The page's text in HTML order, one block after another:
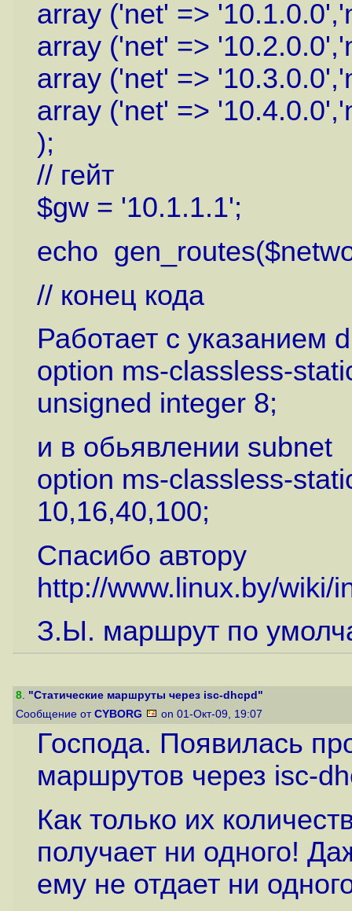
array ('net' =>
array ('net' =>
array ('net' =>
array ('net' =>
);
// гейт
$gw = '10.1.1.1';
echo
// конец кода
Работает с указанием
option ms-classless-
unsigned integer 8;
и в обьявлении subnet
option ms-classless-
10,16,40,100;
Спасибо автору
http://www.linux.by/wiki/
З.Ы. маршрут по
8. "Статические маршруты через isc-dhcpd"
Сообщение от CYBORG on 01-Окт-09, 19:07
Господа. Появилась
маршрутов через isc-
Как только их
получает ни одного!
ему не отдает ни